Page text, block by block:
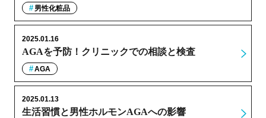
男性化粧品
AGAを予防！クリニックでの相談と検査
2025.01.16
AGA
生活習慣と男性ホルモンAGAへの影響
2025.01.13